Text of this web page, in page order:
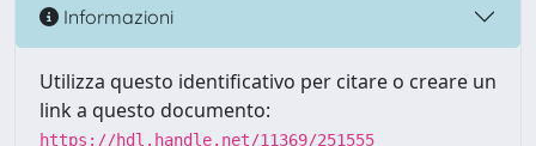
Informazioni
Utilizza questo identificativo per citare o creare un
link a questo documento:
https://hdl.handle.net/11369/251555